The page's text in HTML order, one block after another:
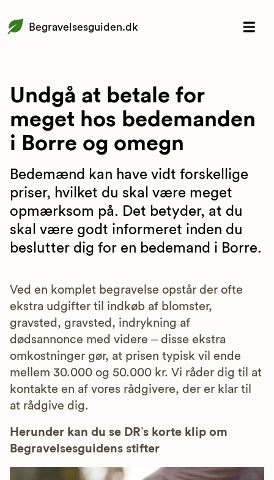
Begravelsesguiden.dk
Undgå at betale for
meget hos bedemanden
i Borre og omegn
Bedemænd kan have vidt forskellige
priser, hvilket du skal være meget
opmærksom på. Det betyder, at du
skal være godt informeret inden du
beslutter dig for en bedemand i Borre.
Ved en komplet begravelse opstår der ofte
ekstra udgifter til indkøb af blomster,
gravsted, gravsted, indrykning af
dødsannonce med videre – disse ekstra
omkostninger gør, at prisen typisk vil ende
mellem 30.000 og 50.000 kr. Vi råder dig til at
kontakte en af vores rådgivere, der er klar til
at rådgive dig.
Herunder kan du se DR’s korte klip om
Begravelsesguidens stifter